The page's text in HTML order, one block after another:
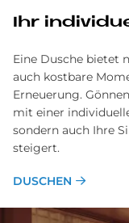
Ihr
Eine Dusche bietet
auch kostbare
Erneuerung.
mit einer
sondern auch Ihre
steigert.
DUSCHEN